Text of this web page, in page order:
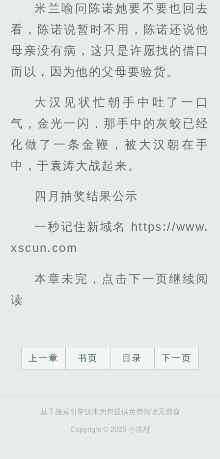
米兰喻问陈诺她要不要也回去
看，陈诺说暂时不用，陈诺还说他
母亲没有病，这只是许愿找的借口
而以，因为他的父母要验货。
大汉见状忙朝手中吐了一口
气，金光一闪，那手中的灰蛟已经
化做了一条金鞭，被大汉朝在手
中，于袁涛大战起来。
四月抽奖结果公示
一秒记住新域名 https://www.
xscun.com
本章未完，点击下一页继续阅
读
上一章 书页 目录 下一页
基于搜索引擎技术为您提供免费阅读无弹窗
Copyright © 2025 小说村